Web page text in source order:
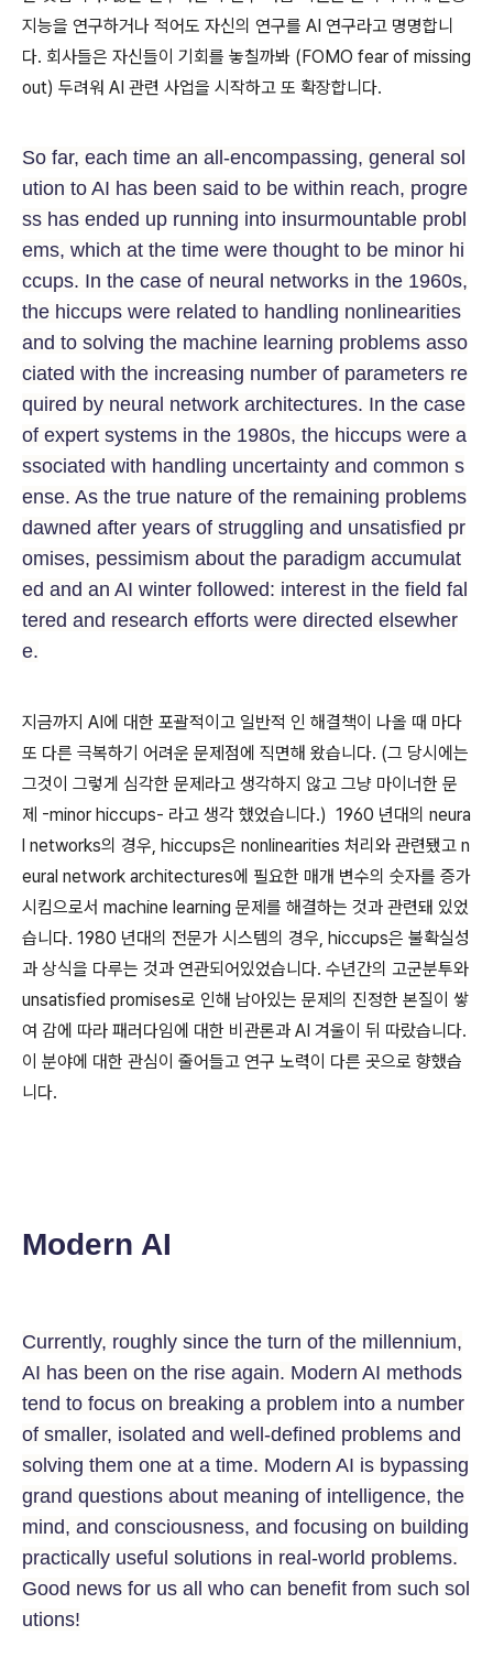
지능을 연구하거나 적어도 자신의 연구를 AI 연구라고 명명합니
다. 회사들은 자신들이 기회를 놓칠까봐 (FOMO fear of missing
out) 두려워 AI 관련 사업을 시작하고 또 확장합니다.
So far, each time an all-encompassing, general sol
ution to AI has been said to be within reach, progre
ss has ended up running into insurmountable probl
ems, which at the time were thought to be minor hi
ccups. In the case of neural networks in the 1960s,
the hiccups were related to handling nonlinearities
and to solving the machine learning problems asso
ciated with the increasing number of parameters re
quired by neural network architectures. In the case
of expert systems in the 1980s, the hiccups were a
ssociated with handling uncertainty and common s
ense. As the true nature of the remaining problems
dawned after years of struggling and unsatisfied pr
omises, pessimism about the paradigm accumulat
ed and an AI winter followed: interest in the field fal
tered and research efforts were directed elsewher
e.
지금까지 AI에 대한 포괄적이고 일반적 인 해결책이 나올 때 마다
또 다른 극복하기 어려운 문제점에 직면해 왔습니다. (그 당시에는
그것이 그렇게 심각한 문제라고 생각하지 않고 그냥 마이너한 문
제 -minor hiccups- 라고 생각 했었습니다.) 1960 년대의 neura
l networks의 경우, hiccups은 nonlinearities 처리와 관련됐고 n
eural network architectures에 필요한 매개 변수의 숫자를 증가
시킴으로서 machine learning 문제를 해결하는 것과 관련돼 있었
습니다. 1980 년대의 전문가 시스템의 경우, hiccups은 불확실성
과 상식을 다루는 것과 연관되어있었습니다. 수년간의 고군분투와
unsatisfied promises로 인해 남아있는 문제의 진정한 본질이 쌓
여 감에 따라 패러다임에 대한 비관론과 AI 겨울이 뒤 따랐습니다.
이 분야에 대한 관심이 줄어들고 연구 노력이 다른 곳으로 향했습
니다.
Modern AI
Currently, roughly since the turn of the millennium,
AI has been on the rise again. Modern AI methods
tend to focus on breaking a problem into a number
of smaller, isolated and well-defined problems and
solving them one at a time. Modern AI is bypassing
grand questions about meaning of intelligence, the
mind, and consciousness, and focusing on building
practically useful solutions in real-world problems.
Good news for us all who can benefit from such sol
utions!